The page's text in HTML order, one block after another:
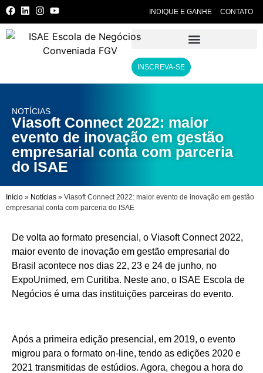
INDIQUE E GANHE CONTATO
INSCREVA-SE
NOTÍCIAS
Viasoft Connect 2022: maior
evento de inovação em gestão
empresarial conta com parceria
do ISAE
Início » Notícias » Viasoft Connect 2022: maior evento de inovação em gestão
empresarial conta com parceria do ISAE
De volta ao formato presencial, o Viasoft Connect 2022,
maior evento de inovação em gestão empresarial do
Brasil acontece nos dias 22, 23 e 24 de junho, no
ExpoUnimed, em Curitiba. Neste ano, o ISAE Escola de
Negócios é uma das instituições parceiras do evento.
Após a primeira edição presencial, em 2019, o evento
migrou para o formato on-line, tendo as edições 2020 e
2021 transmitidas de estúdios. Agora, chegou a hora do